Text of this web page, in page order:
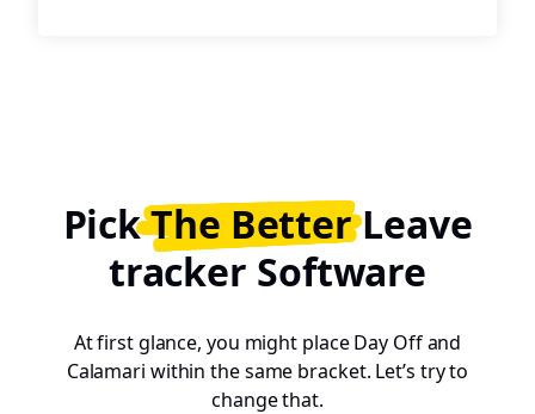
PickThe BetterLeave
tracker Software
At first glance, you might place Day Off and
Calamari within the same bracket. Let’s try to
change that.